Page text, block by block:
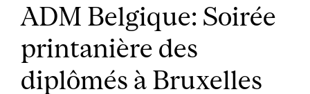
ADM Belgique: Soirée
printanière des
diplômés à Bruxelles